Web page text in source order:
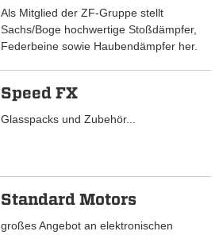
Als Mitglied der ZF-Gruppe stellt
Sachs/Boge hochwertige Stoßdämpfer,
Federbeine sowie Haubendämpfer her.
Speed FX
Glasspacks und Zubehör...
Standard Motors
großes Angebot an elektronischen